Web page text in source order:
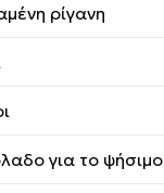
ρίγανη
για το ψήσιμο